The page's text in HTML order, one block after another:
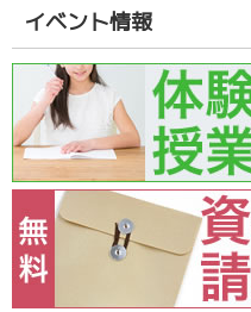
イベント情報